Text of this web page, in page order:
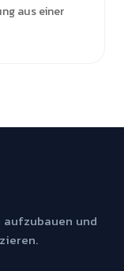
aus einer
und